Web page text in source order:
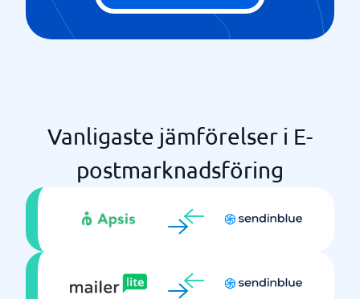
Segmenteringsfunktion
Vanligaste jämförelser i E-
postmarknadsföring